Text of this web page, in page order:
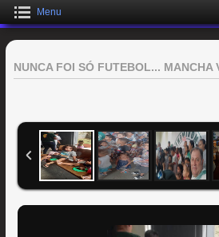
Menu
NUNCA FOI SÓ FUTEBOL... MANCHA